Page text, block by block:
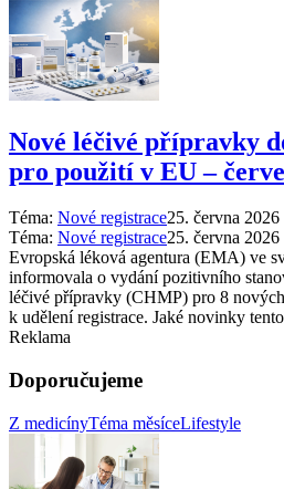
Nové léčivé přípravky
pro použití v EU –⁠
Téma: Nové registrace25. června 2026
Téma: Nové registrace25. června 2026
Evropská léková agentura (EMA) ve
informovala o vydání pozitivního
léčivé přípravky (CHMP) pro 8
k udělení registrace. Jaké novinky
Reklama
Doporučujeme
Z medicínyTéma měsíceLifestyle